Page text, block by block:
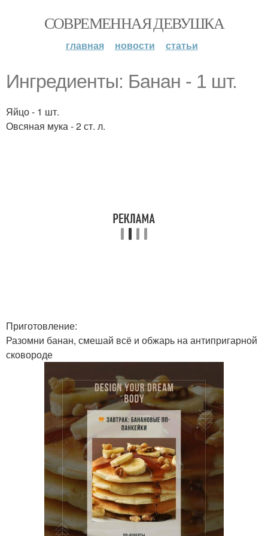
СОВРЕМЕННАЯ ДЕВУШКА
главная новости статьи
Ингредиенты: Банан - 1 шт.
Яйцо - 1 шт.
Овсяная мука - 2 ст. л.
Приготовление:
Разомни банан, смешай всё и обжарь на антипригарной
сковороде